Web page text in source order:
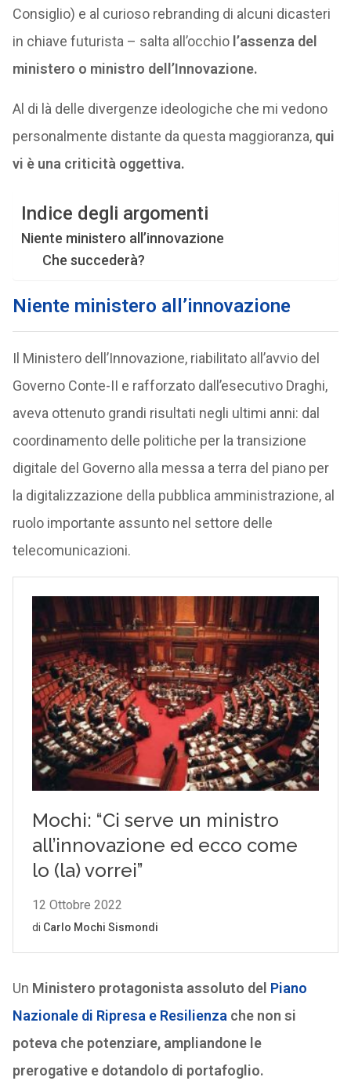
Consiglio) e al curioso rebranding di alcuni dicasteri
in chiave futurista – salta all’occhio l’assenza del
ministero o ministro dell’Innovazione.
Al di là delle divergenze ideologiche che mi vedono
personalmente distante da questa maggioranza, qui
vi è una criticità oggettiva.
Indice degli argomenti
Niente ministero all’innovazione
Che succederà?
Niente ministero all’innovazione
Il Ministero dell’Innovazione, riabilitato all’avvio del
Governo Conte-II e rafforzato dall’esecutivo Draghi,
aveva ottenuto grandi risultati negli ultimi anni: dal
coordinamento delle politiche per la transizione
digitale del Governo alla messa a terra del piano per
la digitalizzazione della pubblica amministrazione, al
ruolo importante assunto nel settore delle
telecomunicazioni.
Un Ministero protagonista assoluto del Piano
Nazionale di Ripresa e Resilienza che non si
poteva che potenziare, ampliandone le
prerogative e dotandolo di portafoglio.